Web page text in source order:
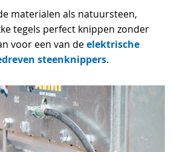
materialen als natuursteen,
tegels perfect knippen zonder
voor een van deelektrische
steenknippers.